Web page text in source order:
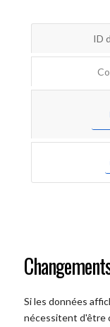
ID
Si les données
nécessitent d'être